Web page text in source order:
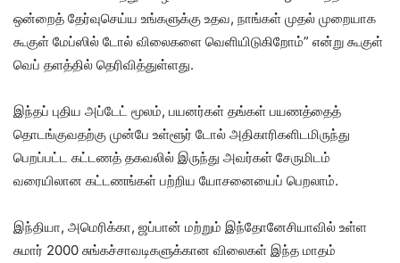
ஒன்றைத் தேர்வுசெய்ய உங்களுக்கு உதவ, நாங்கள் முதல் முறையாக
கூகுள் மேப்ஸில் டோல் விலைகளை வெளியிடுகிறோம்” என்று கூகுள்
வெப் தளத்தில் தெரிவித்துள்ளது.
இந்தப் புதிய அப்டேட் மூலம், பயனர்கள் தங்கள் பயணத்தைத்
தொடங்குவதற்கு முன்பே உள்ளூர் டோல் அதிகாரிகளிடமிருந்து
பெறப்பட்ட கட்டணத் தகவலில் இருந்து அவர்கள் சேருமிடம்
வரையிலான கட்டணங்கள் பற்றிய யோசனையைப் பெறலாம்.
இந்தியா, அமெரிக்கா, ஜப்பான் மற்றும் இந்தோனேசியாவில் உள்ள
சுமார் 2000 சுங்கச்சாவடிகளுக்கான விலைகள் இந்த மாதம்